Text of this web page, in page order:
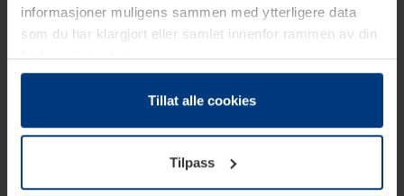
informasjoner muligens sammen med ytterligere data
som du har klargjort eller samlet innenfor rammen av din
bruk av tjenestene.
Etter loven kan vi lagre informasjonskapsler på din
datamaskin, hvis disse er absolutt nødvendig for drift av
trenger vi din tillatelse. Du kan når som helst endre eller
tilbakekalle ditt samtykke i forklaringen av
informasjonskapselen på sidenPersonvernerklæringpå
Tillat alle cookies
Tilpass